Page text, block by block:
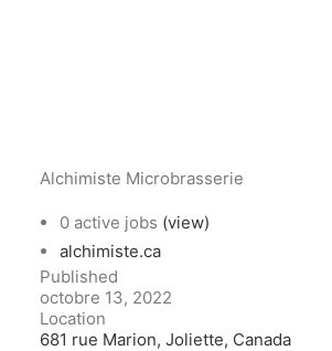
Portail Candidat
Alchimiste Microbrasserie
0 active jobs (view)
alchimiste.ca
Published
octobre 13, 2022
Location
681 rue Marion, Joliette, Canada